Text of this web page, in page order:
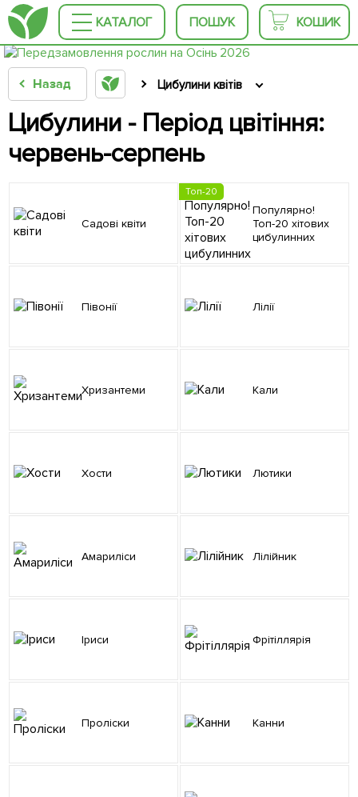
КАТАЛОГ ПОШУК КОШИК
Назад Цибулини квітів
Цибулини - Період цвітіння:
червень-серпень
Садові квіти
Топ-20
Популярно!
Топ-20 хітових
цибулинних
Півонії Лілії
Хризантеми Кали
Хости Лютики
Амариліси Лілійник
Іриси Фрітіллярія
Проліски Канни